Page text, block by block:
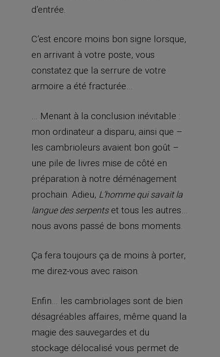
d’entrée.
C’est encore moins bon signe lorsque,
en arrivant à votre poste, vous
constatez que la serrure de votre
armoire a été fracturée…
… Menant à la conclusion inévitable :
mon ordinateur a disparu, ainsi que –
les cambrioleurs avaient bon goût –
une pile de livres mise de côté en
préparation à notre déménagement
prochain. Adieu, L’homme qui savait la
langue des serpentset tous les autres…
nous avons passé de bons moments.
Ça fera toujours ça de moins à porter,
me direz-vous avec raison.
Enfin… les cambriolages sont de bien
désagréables affaires, même quand la
magie des sauvegardes et du
stockage délocalisé vous permet de